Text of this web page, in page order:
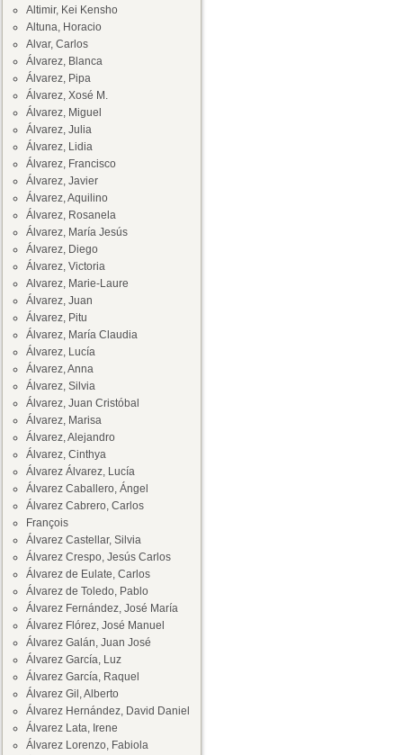
Altimir, Kei Kensho
Altuna, Horacio
Alvar, Carlos
Álvarez, Blanca
Álvarez, Pipa
Álvarez, Xosé M.
Álvarez, Miguel
Álvarez, Julia
Álvarez, Lidia
Álvarez, Francisco
Álvarez, Javier
Álvarez, Aquilino
Álvarez, Rosanela
Álvarez, María Jesús
Álvarez, Diego
Álvarez, Victoria
Alvarez, Marie-Laure
Álvarez, Juan
Álvarez, Pitu
Álvarez, María Claudia
Álvarez, Lucía
Álvarez, Anna
Álvarez, Silvia
Álvarez, Juan Cristóbal
Álvarez, Marisa
Álvarez, Alejandro
Álvarez, Cinthya
Álvarez Álvarez, Lucía
Álvarez Caballero, Ángel
Álvarez Cabrero, Carlos
François
Álvarez Castellar, Silvia
Álvarez Crespo, Jesús Carlos
Álvarez de Eulate, Carlos
Álvarez de Toledo, Pablo
Álvarez Fernández, José María
Álvarez Flórez, José Manuel
Álvarez Galán, Juan José
Álvarez García, Luz
Álvarez García, Raquel
Álvarez Gil, Alberto
Álvarez Hernández, David Daniel
Álvarez Lata, Irene
Álvarez Lorenzo, Fabiola